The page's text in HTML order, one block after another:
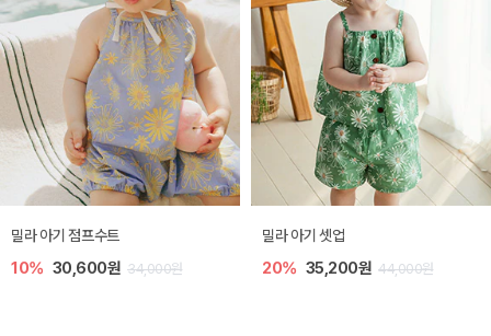
토닉 아기 민소매 티셔츠
20% 11,200원 14,000원
베티 니트 아기 민소매 티셔츠
10% 24,300원 27,000원